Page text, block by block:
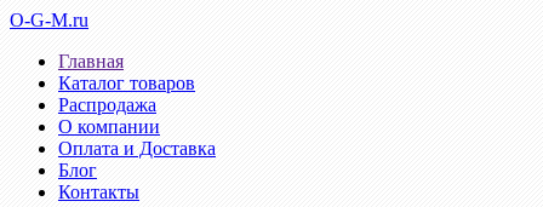
O-G-M.ru
Главная
Каталог товаров
Распродажа
О компании
Оплата и Доставка
Блог
Контакты